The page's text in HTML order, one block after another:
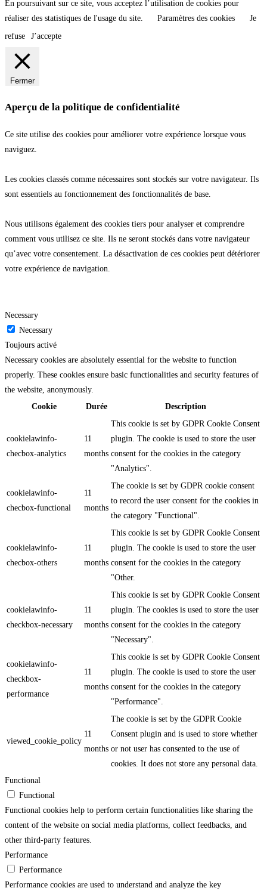
En poursuivant sur ce site, vous acceptez l’utilisation de cookies pour
réaliser des statistiques de l'usage du site.
Paramètres des cookies
Je
refuse
J’accepte
Fermer
Aperçu de la politique de confidentialité
Ce site utilise des cookies pour améliorer votre expérience lorsque vous
naviguez.
Les cookies classés comme nécessaires sont stockés sur votre navigateur. Ils
sont essentiels au fonctionnement des fonctionnalités de base.
Nous utilisons également des cookies tiers pour analyser et comprendre
comment vous utilisez ce site. Ils ne seront stockés dans votre navigateur
qu’avec votre consentement. La désactivation de ces cookies peut détériorer
votre expérience de navigation.
Necessary
Necessary
Toujours activé
Necessary cookies are absolutely essential for the website to function
properly. These cookies ensure basic functionalities and security features of
the website, anonymously.
Cookie
Durée Description
cookielawinfo-
checbox-analytics
11
months
This cookie is set by GDPR Cookie Consent
plugin. The cookie is used to store the user
consent for the cookies in the category
"Analytics".
cookielawinfo-
checbox-functional
11
months
The cookie is set by GDPR cookie consent
to record the user consent for the cookies in
the category "Functional".
cookielawinfo-
checbox-others
11
months
This cookie is set by GDPR Cookie Consent
plugin. The cookie is used to store the user
consent for the cookies in the category
"Other.
cookielawinfo-
checkbox-necessary
11
months
This cookie is set by GDPR Cookie Consent
plugin. The cookies is used to store the user
consent for the cookies in the category
"Necessary".
cookielawinfo-
checkbox-
performance
11
months
This cookie is set by GDPR Cookie Consent
plugin. The cookie is used to store the user
consent for the cookies in the category
"Performance".
viewed_cookie_policy
11
months
The cookie is set by the GDPR Cookie
Consent plugin and is used to store whether
or not user has consented to the use of
cookies. It does not store any personal data.
Functional
Functional
Functional cookies help to perform certain functionalities like sharing the
content of the website on social media platforms, collect feedbacks, and
other third-party features.
Performance
Performance
Performance cookies are used to understand and analyze the key